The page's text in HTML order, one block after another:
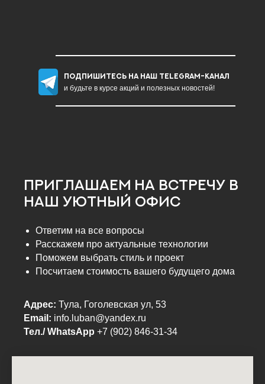
Подпишитесь на наш Telegram-канал
и будьте в курсе акций и полезных новостей!
Приглашаем На встречу в
наш уютный офис
Ответим на все вопросы
Расскажем про актуальные технологии
Поможем выбрать стиль и проект
Посчитаем стоимость вашего будущего дома
Адрес: Тула, Гоголевская ул, 53
Email: info.luban@yandex.ru
Тел./ WhatsApp +7 (902) 846-31-34